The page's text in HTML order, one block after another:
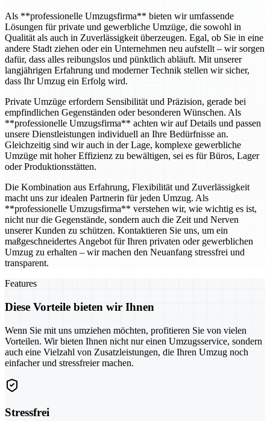
Als **professionelle Umzugsfirma** bieten wir umfassende
Lösungen für private und gewerbliche Umzüge, die sowohl in
Qualität als auch in Zuverlässigkeit überzeugen. Egal, ob Sie in eine
andere Stadt ziehen oder ein Unternehmen neu aufstellt – wir sorgen
dafür, dass alles reibungslos und pünktlich abläuft. Mit unserer
langjährigen Erfahrung und moderner Technik stellen wir sicher,
dass Ihr Umzug ein Erfolg wird.
Private Umzüge erfordern Sensibilität und Präzision, gerade bei
empfindlichen Gegenständen oder besonderen Wünschen. Als
**professionelle Umzugsfirma** achten wir auf Details und passen
unsere Dienstleistungen individuell an Ihre Bedürfnisse an.
Gleichzeitig sind wir auch in der Lage, komplexe gewerbliche
Umzüge mit hoher Effizienz zu bewältigen, sei es für Büros, Lager
oder Produktionsstätten.
Die Kombination aus Erfahrung, Flexibilität und Zuverlässigkeit
macht uns zur idealen Partnerin für jeden Umzug. Als
**professionelle Umzugsfirma** verstehen wir, wie wichtig es ist,
nicht nur die Gegenstände, sondern auch die Zeit und Nerven
unserer Kunden zu schützen. Kontaktieren Sie uns, um ein
maßgeschneidertes Angebot für Ihren privaten oder gewerblichen
Umzug zu erhalten – wir machen den Neuanfang stressfrei und
transparent.
Features
Diese Vorteile bieten wir Ihnen
Wenn Sie mit uns umziehen möchten, profitieren Sie von vielen
Vorteilen. Wir bieten Ihnen nicht nur einen Umzugsservice, sondern
auch eine Vielzahl von Zusatzleistungen, die Ihren Umzug noch
einfacher und stressfreier machen.
Stressfrei